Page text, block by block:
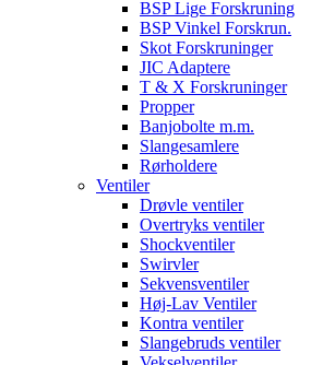
BSP Lige Forskruning
BSP Vinkel Forskrun.
Skot Forskruninger
JIC Adaptere
T & X Forskruninger
Propper
Banjobolte m.m.
Slangesamlere
Rørholdere
Ventiler
Drøvle ventiler
Overtryks ventiler
Shockventiler
Swirvler
Sekvensventiler
Høj-Lav Ventiler
Kontra ventiler
Slangebruds ventiler